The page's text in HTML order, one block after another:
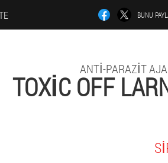
BUNU
ANTI-PARAZIT
TOXIC OFF